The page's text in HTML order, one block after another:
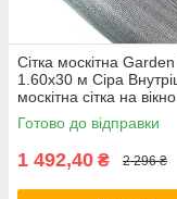
Сітка москітна
1.60х30 м Сіра
москітна сітка на вікно
Захисна сітка від
Готово до відправки
1 492,40 ₴ 2 296 ₴